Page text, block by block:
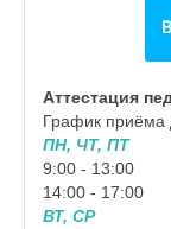
Аттестация
График приёма
ПН, ЧТ, ПТ
9:00 - 13:00
14:00 - 17:00
ВТ, СР